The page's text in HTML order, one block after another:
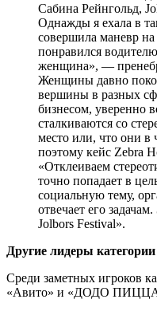
Сабина Рейнгольд,
Однажды я ехала в
совершила маневр
понравился
женщина», —
Женщины давно
вершины в разных
бизнесом, уверенно
сталкиваются со
место или, что они в
поэтому кейс Zebra
«Отклеиваем
точно попадает в
социальную тему,
отвечает его
Jolbors Festival».
Другие лидеры категории
Среди заметных игроков
«Авито» и «ДОДО